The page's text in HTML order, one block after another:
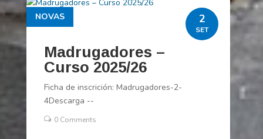
Madrugadores –
Curso 2025/26
NOVAS
Ficha de inscrición: Madrugadores-2-
4Descarga --
0 Comments
2
SET